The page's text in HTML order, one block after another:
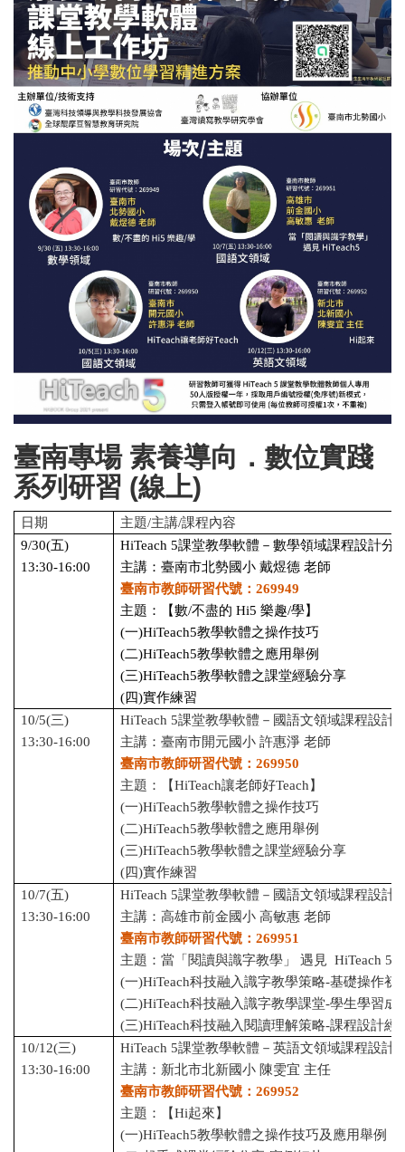
臺南專場 素養導向．數位實踐
系列研習 (線上)
日期
主題/主講/課程內容
9/30(五)
13:30-16:00
HiTeach 5課堂教學軟體－數學領域課程設計分
主講：臺南市北勢國小 戴煜德 老師
臺南市教師研習代號：269949
主題：【數/不盡的 Hi5 樂趣/學】
(一)HiTeach5教學軟體之操作技巧
(二)HiTeach5教學軟體之應用舉例
(三)HiTeach5教學軟體之課堂經驗分享
(四)實作練習
10/5(三)
13:30-16:00
HiTeach 5課堂教學軟體－國語文領域課程設計
主講：臺南市開元國小 許惠淨 老師
臺南市教師研習代號：269950
主題：【HiTeach讓老師好Teach】
(一)HiTeach5教學軟體之操作技巧
(二)HiTeach5教學軟體之應用舉例
(三)HiTeach5教學軟體之課堂經驗分享
(四)實作練習
10/7(五)
13:30-16:00
HiTeach 5課堂教學軟體－國語文領域課程設計
主講：高雄市前金國小 高敏惠 老師
臺南市教師研習代號：269951
主題：當「閱讀與識字教學」 遇見 HiTeach 5
(一)HiTeach科技融入識字教學策略-基礎操作初
(二)HiTeach科技融入識字教學課堂-學生學習成
(三)HiTeach科技融入閱讀理解策略-課程設計經
10/12(三)
13:30-16:00
HiTeach 5課堂教學軟體－英語文領域課程設計
主講：新北市北新國小 陳雯宜 主任
臺南市教師研習代號：269952
主題：【Hi起來】
(一)HiTeach5教學軟體之操作技巧及應用舉例